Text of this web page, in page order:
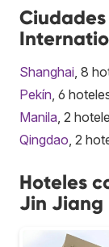
Shanghai , 8
Pekín , 6
Manila , 2
Qingdao , 2
Hoteles
Jin